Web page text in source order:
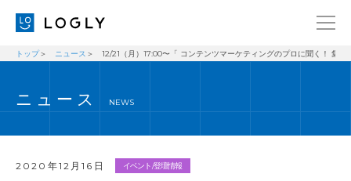
経営理念
トップ ニュース 12/21（月）17:00〜「 コンテンツマーケティングのプロに聞く！ 集
ニュース NEWS
2020年12月16日 イベント/登壇情報